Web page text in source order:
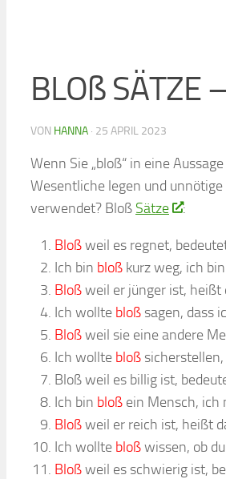
BLOß SÄTZE
VON HANNA · 25 APRIL 2023
Wenn Sie „bloß“ in eine
Wesentliche legen und
verwendet? Bloß Sätze :
Bloßweil es regnet,
Ich bin bloß kurz weg, ich
Bloßweil er jünger ist, heißt
Ich wollte bloß sagen, dass
Bloßweil sie eine andere
Ich wollte bloß
Bloß weil es billig ist,
Ich bin bloß ein Mensch, ich
Bloßweil er reich ist, heißt
Ich wollte bloßwissen, ob
Bloßweil es schwierig ist,